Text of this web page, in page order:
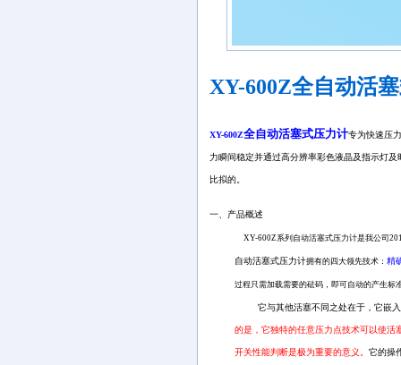
XY-600Z全自动活
XY-600Z全自动活塞式压力计专为快速压
力瞬间稳定并通过高分辨率彩色液晶及指示灯
比拟的。
一、产品概述
XY-600Z 系列自动活塞式压力计是我公司
自动活塞式压力计拥有的四大领先技术： 精
过程只需加载需要的砝码，即可自动的产生标
它与其他活塞不同之处在于，它嵌入了先
的是， 它独特的任意压力点技术可以使活
开关性能判断是极为重要的意义。 它的操